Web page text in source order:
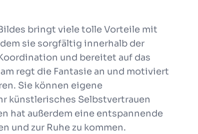
bringt viele tolle Vorteile mit
sie sorgfältig innerhalb der
und bereitet auf das
regt die Fantasie an und motiviert
Sie können eigene
künstlerisches Selbstvertrauen
hat außerdem eine entspannende
und zur Ruhe zu kommen.